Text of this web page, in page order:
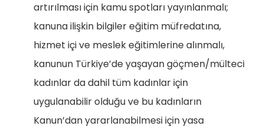
artırılması için kamu spotları yayınlanmalı;
kanuna ilişkin bilgiler eğitim müfredatına,
hizmet içi ve meslek eğitimlerine alınmalı,
kanunun Türkiye’de yaşayan göçmen/mülteci
kadınlar da dahil tüm kadınlar için
uygulanabilir olduğu ve bu kadınların
Kanun’dan yararlanabilmesi için yasa